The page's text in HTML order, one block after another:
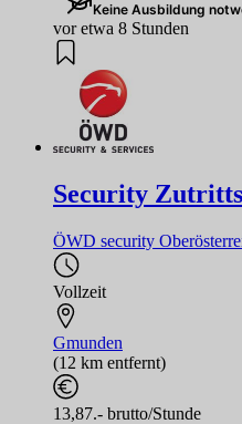
Keine Ausbildung
vor etwa 8 Stunden
Security
ÖWD security
Vollzeit
Gmunden
(12 km entfernt)
13,87.- brutto/Stunde